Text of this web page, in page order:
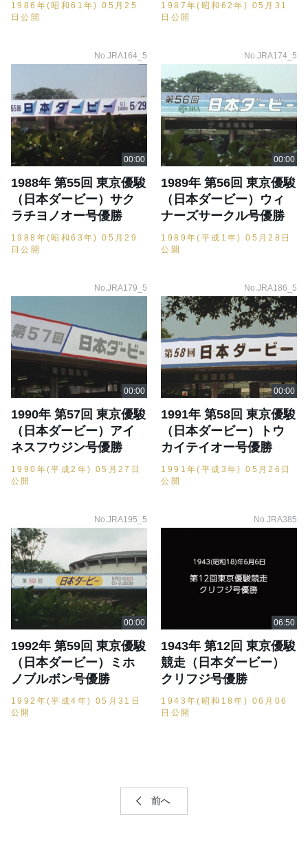
1986年(昭和61年) 05月25
日公開
1987年(昭和62年) 05月31
日公開
No.JRA164_5
1988年 第55回 東京優駿
（日本ダービー）サク
ラチヨノオー号優勝
1988年(昭和63年) 05月29
日公開
No.JRA174_5
1989年 第56回 東京優駿
（日本ダービー）ウィ
ナーズサークル号優勝
1989年(平成1年) 05月28日
公開
No.JRA179_5
1990年 第57回 東京優駿
（日本ダービー）アイ
ネスフウジン号優勝
1990年(平成2年) 05月27日
公開
No.JRA186_5
1991年 第58回 東京優駿
（日本ダービー）トウ
カイテイオー号優勝
1991年(平成3年) 05月26日
公開
No.JRA195_5
1992年 第59回 東京優駿
（日本ダービー）ミホ
ノブルボン号優勝
1992年(平成4年) 05月31日
公開
No.JRA385
1943年 第12回 東京優駿
競走（日本ダービー）
クリフジ号優勝
1943年(昭和18年) 06月06
日公開
前へ